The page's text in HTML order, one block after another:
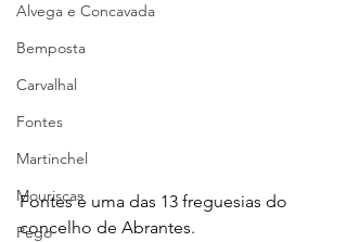
Alvega e Concavada
Bemposta
Carvalhal
Fontes
Martinchel
Mouriscas
Pego
Fontes é uma das 13 freguesias do
concelho de Abrantes.